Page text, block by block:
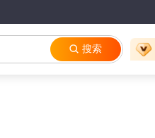
搜索